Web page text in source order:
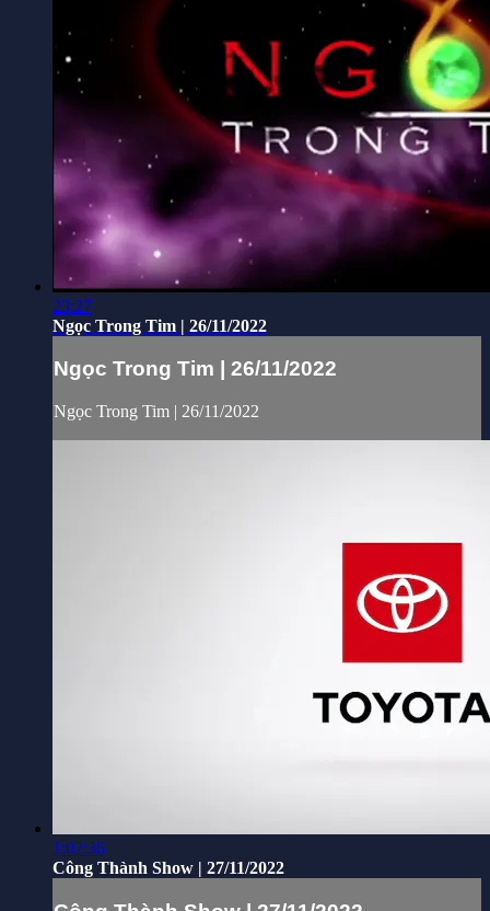
23:27
Ngọc Trong Tim | 26/11/2022
Ngọc Trong Tim | 26/11/2022
Ngọc Trong Tim | 26/11/2022
1:02:36
Công Thành Show | 27/11/2022